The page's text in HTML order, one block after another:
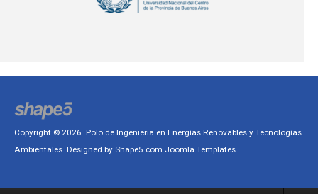
Copyright © 2026. Polo de Ingeniería en Energías Renovables y Tecnologías
Ambientales. Designed by Shape5.com Joomla Templates